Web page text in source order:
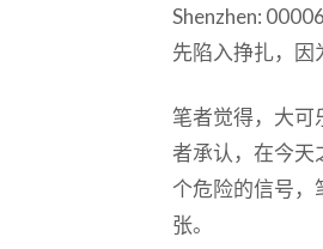
Shenzhen:
先陷入挣扎，因
笔者觉得，大可
者承认，在今天
个危险的信号，
张。